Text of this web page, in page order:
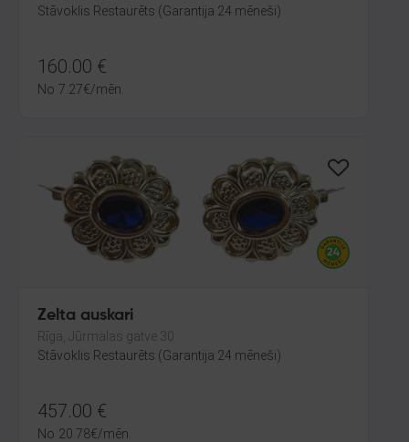
Stāvoklis Restaurēts (Garantija 24 mēneši)
160.00 €
No 7.27€/mēn.
Zelta auskari
Rīga, Jūrmalas gatve 30
Stāvoklis Restaurēts (Garantija 24 mēneši)
457.00 €
No 20.78€/mēn.